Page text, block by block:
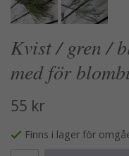
Kvist / gren /
med för
55 kr
Finns i lager för